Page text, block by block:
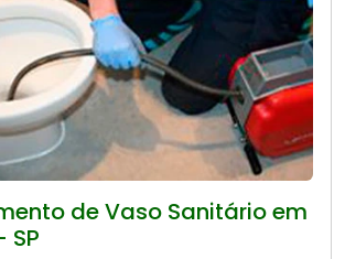
de Vaso Sanitário em
SP